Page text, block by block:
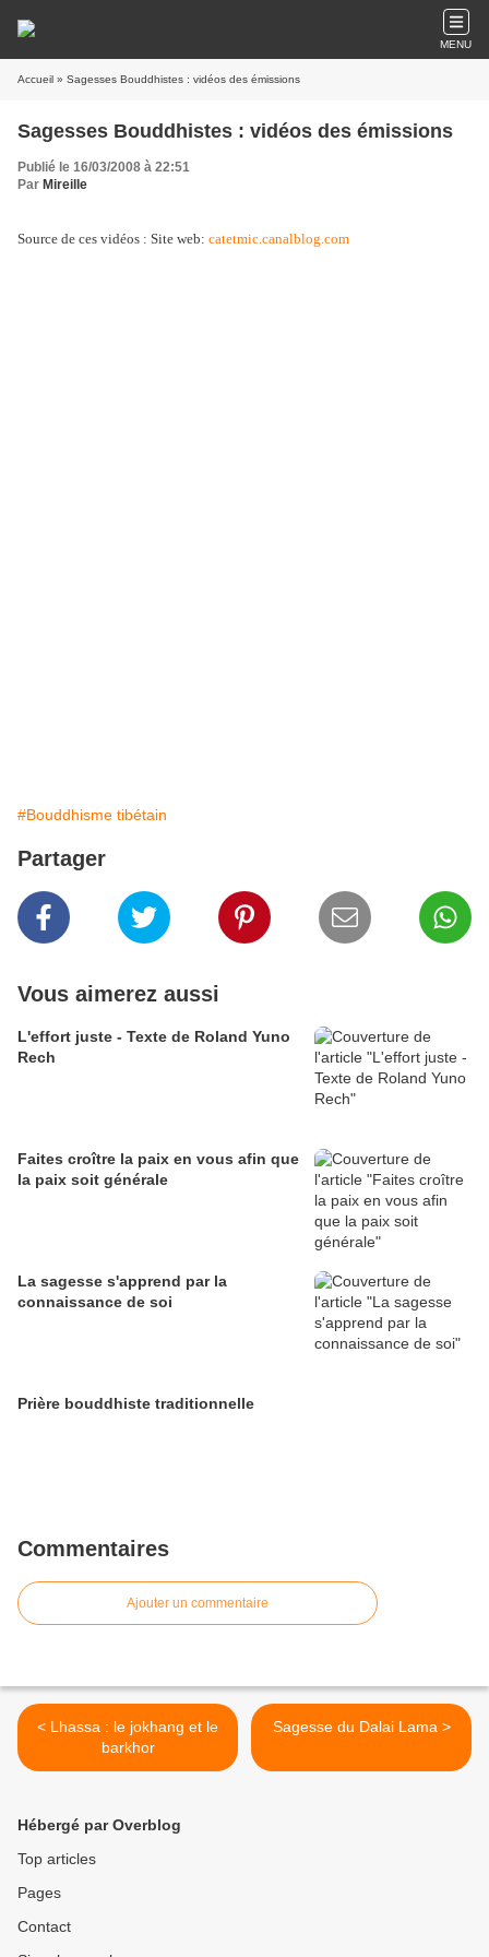
MENU
Accueil » Sagesses Bouddhistes : vidéos des émissions
Sagesses Bouddhistes : vidéos des émissions
Publié le 16/03/2008 à 22:51
Par Mireille
Source de ces vidéos : Site web: catetmic.canalblog.com
#Bouddhisme tibétain
Partager
Vous aimerez aussi
L'effort juste - Texte de Roland Yuno
Rech
Faites croître la paix en vous afin que
la paix soit générale
La sagesse s'apprend par la
connaissance de soi
Prière bouddhiste traditionnelle
Commentaires
Ajouter un commentaire
< Lhassa : le jokhang et le
barkhor
Sagesse du Dalai Lama >
Hébergé par Overblog
Top articles
Pages
Contact